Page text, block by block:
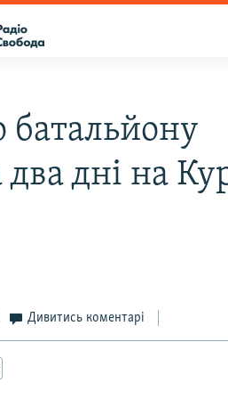
батальйону
два дні на
Дивитись коментарі